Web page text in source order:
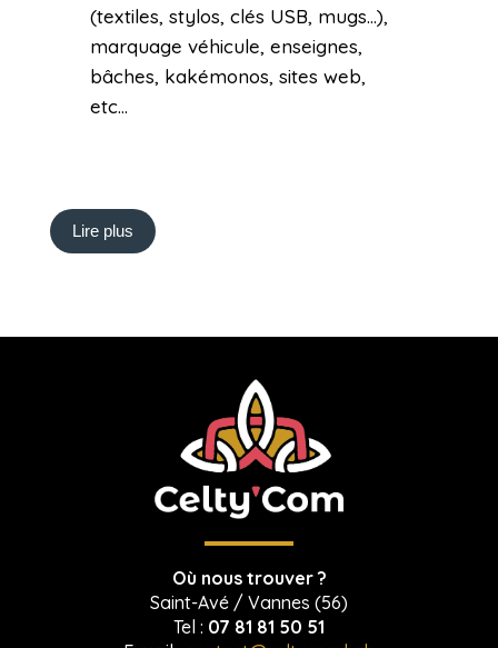
(textiles, stylos, clés USB, mugs…),
marquage véhicule, enseignes,
bâches, kakémonos, sites web,
etc…
Lire plus
Où nous trouver ?
Saint-Avé / Vannes (56)
Tel : 07 81 81 50 51